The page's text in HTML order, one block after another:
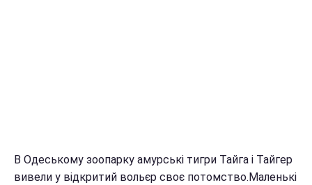
В Одеському зоопарку амурські тигри Тайга і Тайгер
вивели у відкритий вольєр своє потомство.Маленькі